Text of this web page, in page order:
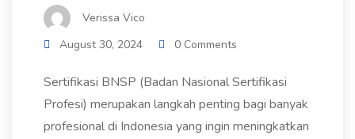
Verissa Vico
August 30, 2024
0 Comments
Sertifikasi BNSP (Badan Nasional Sertifikasi
Profesi) merupakan langkah penting bagi banyak
profesional di Indonesia yang ingin meningkatkan